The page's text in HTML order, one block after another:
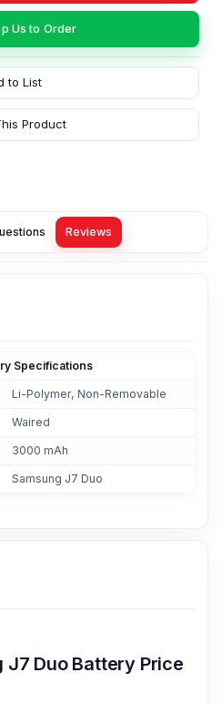
Us to Order
to List
Product
Reviews
Specifications
Li-Polymer, Non-Removable
Waired
3000 mAh
Samsung J7 Duo
Duo Battery Price